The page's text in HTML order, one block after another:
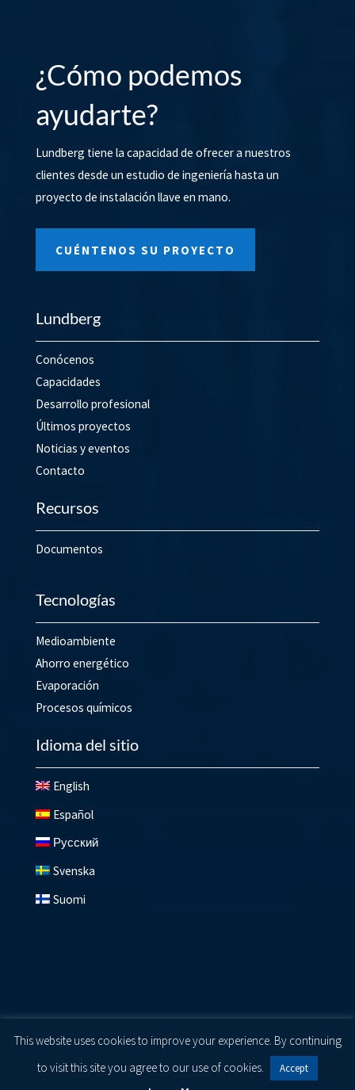
¿Cómo podemos
ayudarte?
Lundberg tiene la capacidad de ofrecer a nuestros
clientes desde un estudio de ingeniería hasta un
proyecto de instalación llave en mano.
CUÉNTENOS SU PROYECTO
Lundberg
Conócenos
Capacidades
Desarrollo profesional
Últimos proyectos
Noticias y eventos
Contacto
Recursos
Documentos
Tecnologías
Medioambiente
Ahorro energético
Evaporación
Procesos químicos
Idioma del sitio
English
Español
Русский
Svenska
Suomi
© 2026 Lundberg ® Privacy Policy| Cookie Policy| Terms
This website uses cookies to improve your experience. By continuing
to visit this site you agree to our use of cookies.
Accept